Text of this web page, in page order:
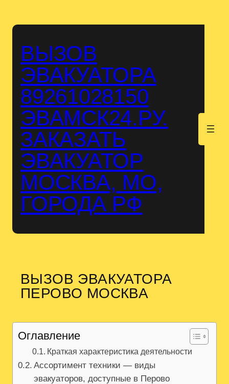
ВЫЗОВ
ЭВАКУАТОРА
89261028150
ЭВАМСК24.РУ.
ЗАКАЗАТЬ
ЭВАКУАТОР
МОСКВА, МО,
ГОРОДА РФ
ВЫЗОВ ЭВАКУАТОРА
ПЕРОВО МОСКВА
Оглавление
Краткая характеристика деятельности
Ассортимент техники — виды
эвакуаторов, доступные в Перово